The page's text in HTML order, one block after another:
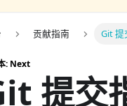
贡献指南 Git 提
: Next
提交